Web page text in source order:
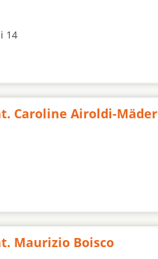
14
Caroline Airoldi-Mäder
Maurizio Boisco